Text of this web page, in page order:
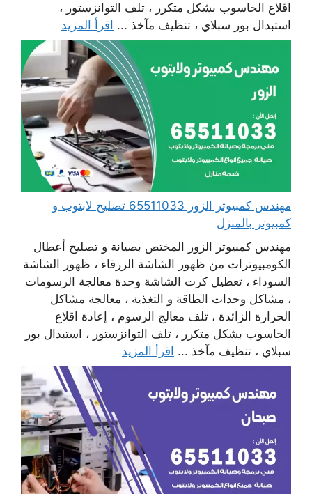
اقلاع الحاسوب بشكل متكرر ، تلف التوانزستور ،
استبدال بور سبلاي ، تنظيف مآخذ ... اقرأ المزيد
مهندس كمبيوتر الزور 65511033 تصليح لابتوب و
كمبيوتر بالمنزل
مهندس كمبيوتر الزور المختص بصيانة و تصليح أعطال
الكومبيوترات من ظهور الشاشة الزرقاء ، ظهور الشاشة
السوداء ، تعطيل كرت الشاشة وحدة معالجة الرسومات
، مشاكل وحدات الطاقة و التغذية ، معالجة مشاكل
الحرارة الزائدة ، تلف معالج الرسوم ، إعادة اقلاع
الحاسوب بشكل متكرر ، تلف التوانزستور ، استبدال بور
سبلاي ، تنظيف مآخذ ... اقرأ المزيد